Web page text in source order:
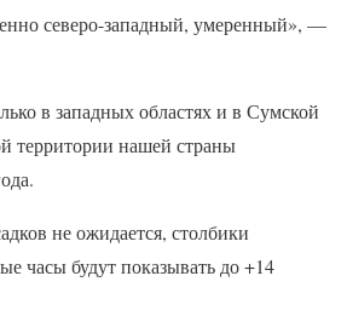
северо-западный, умеренный», —
в западных областях и в Сумской
территории нашей страны
не ожидается, столбики
часы будут показывать до +14